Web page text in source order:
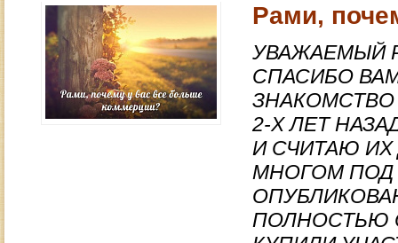
Рами,
УВАЖАЕМЫЙ
СПАСИБО
2-Х ЛЕТ
И СЧИТАЮ
МНОГОМ ПОД
ПОЛНОСТЬЮ